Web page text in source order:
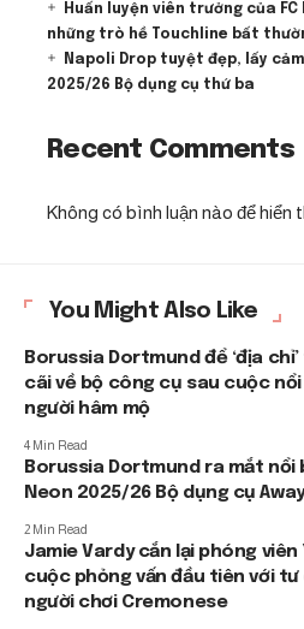
Huấn luyện viên trưởng của
những trò hề Touchline bất
Napoli Drop tuyệt đẹp, lấy
2025/26 Bộ dụng cụ thứ ba
Recent Comments
Không có bình luận nào để hiển
You Might Also Like
Borussia Dortmund để ‘địa
cãi về bộ công cụ sau cuộc nổi
người hâm mộ
4 Min Read
Borussia Dortmund ra mắt nổi
Neon 2025/26 Bộ dụng cụ Away
2 Min Read
Jamie Vardy cắn lại phóng
cuộc phỏng vấn đầu tiên với tư
người chơi Cremonese